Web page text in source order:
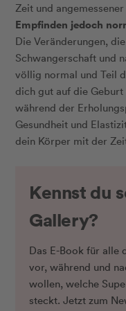
Zeit und
Empfinden jedoch
Die Veränderungen,
Schwangerschaft und
völlig normal und Teil
dich gut auf die
während der
Gesundheit und
dein Körper mit der
Kennst du
Gallery?
Das E-Book für alle
vor, während und
wollen, welche
steckt. Jetzt zum